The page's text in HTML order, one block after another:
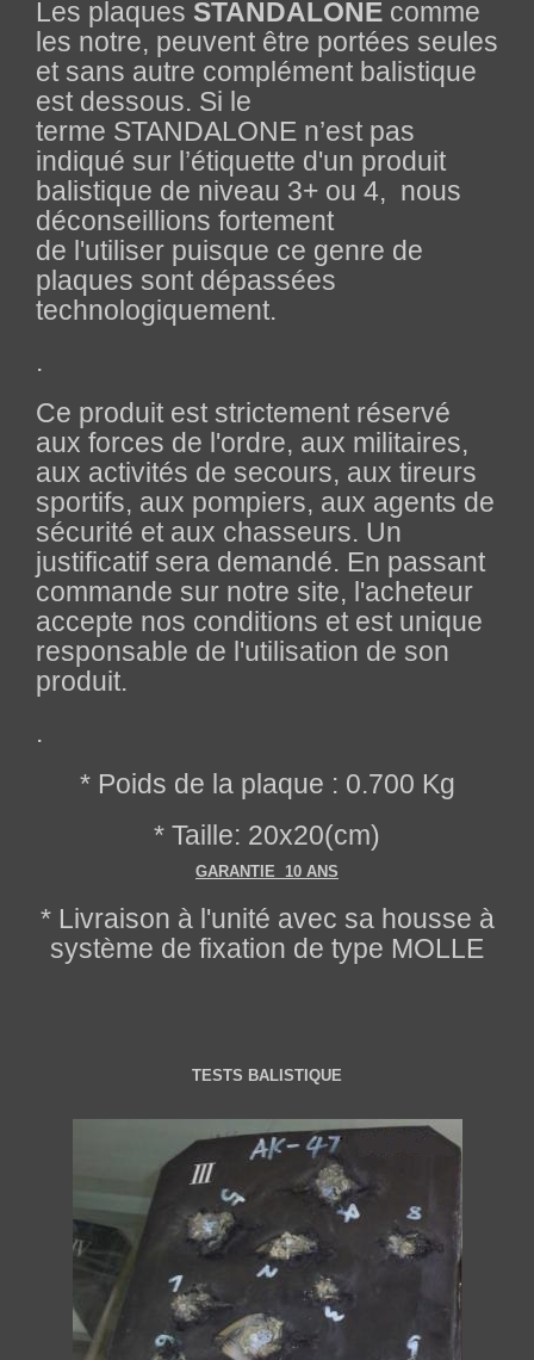
Les plaques STANDALONE comme
les notre, peuvent être portées seules
et sans autre complément balistique
est dessous. Si le
terme STANDALONE n’est pas
indiqué sur l’étiquette d'un produit
balistique de niveau 3+ ou 4, nous
déconseillions fortement
de l'utiliser puisque ce genre de
plaques sont dépassées
technologiquement.
.
Ce produit est strictement réservé
aux forces de l'ordre, aux militaires,
aux activités de secours, aux tireurs
sportifs, aux pompiers, aux agents de
sécurité et aux chasseurs. Un
justificatif sera demandé. En passant
commande sur notre site, l'acheteur
accepte nos conditions et est unique
responsable de l'utilisation de son
produit.
.
* Poids de la plaque : 0.700 Kg
* Taille: 20x20(cm)
GARANTIE 10 ANS
* Livraison à l'unité avec sa housse à
système de fixation de type MOLLE
TESTS BALISTIQUE